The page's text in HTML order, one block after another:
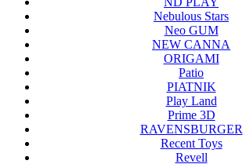
Nebulous Stars
Neo GUM
NEW CANNA
ORIGAMI
Patio
PIATNIK
Play Land
Prime 3D
RAVENSBURGER
Recent Toys
Revell